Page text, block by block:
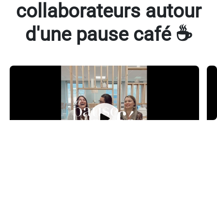
collaborateurs autour
d'une pause café ☕​
Manon, Lise et Deirdre
Responsables Ressources Humaines